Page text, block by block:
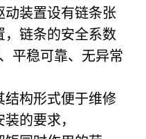
动装置设有链条张
，链条的安全系数
平稳可靠、无异常
结构形式便于维修
的要求，